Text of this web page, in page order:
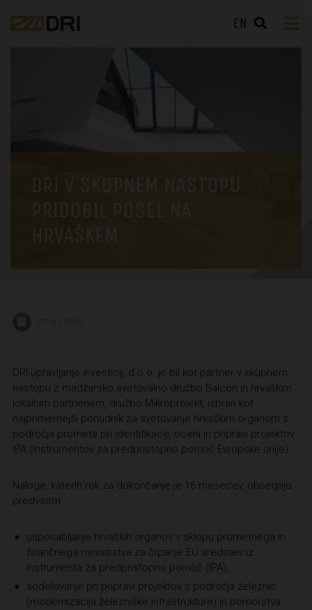
EN
DRI V SKUPNEM NASTOPU
PRIDOBIL POSEL NA
HRVAŠKEM
DRI upravljanje investicij, d.o.o. je bil kot partner v skupnem
nastopu z madžarsko svetovalno družbo Balcon in hrvaškim
lokalnim partnerjem, družbo Mikroprojekt, izbran kot
najprimernejši ponudnik za svetovanje hrvaškim organom s
področja prometa pri identifikaciji, oceni in pripravi projektov
IPA (Instrumentov za predpristopno pomoč Evropske unije).
Naloge, katerih rok za dokončanje je 16 mesecev, obsegajo
predvsem:
usposabljanje hrvaških organov v sklopu prometnega in
finančnega ministrstva za črpanje EU sredstev iz
Instrumenta za predpristopno pomoč (IPA),
sodelovanje pri pripravi projektov s področja železnic
(modernizacija železniške infrastrukture) in pomorstva